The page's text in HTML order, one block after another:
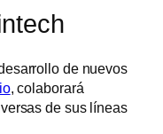
de nuevos
, colaborará
de sus líneas